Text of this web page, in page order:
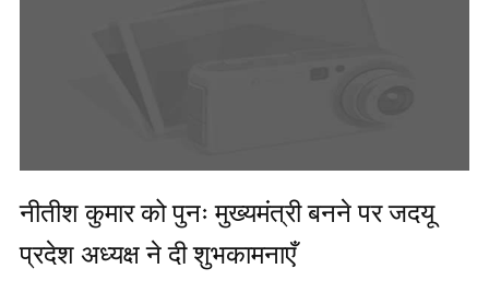
नीतीश कुमार को पुनः मुख्यमंत्री बनने पर जदयू
प्रदेश अध्यक्ष ने दी शुभकामनाएँ